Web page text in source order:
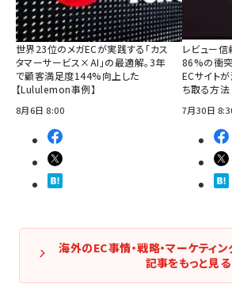
世界23位のメガECが実践する「カス
タマーサービス×AI」の最適解。3年
で顧客満足度144%向上した
【Lululemon事例】
8月6日 8:00
レビュー
86%の衝突
ECサイト
ち取る方法
7月30日
海外のEC事情・戦略・マーケティ
記事をもっと見る